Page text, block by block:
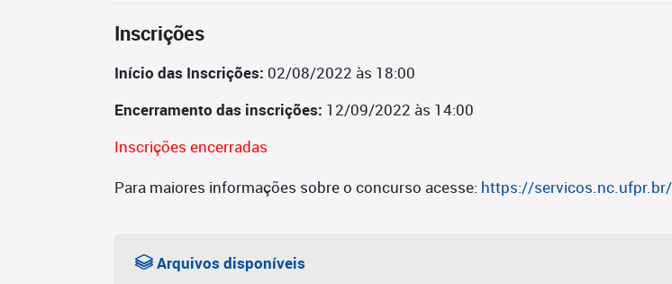
Inscrições
Início das Inscrições: 02/08/2022 às 18:00
Encerramento das inscrições: 12/09/2022 às 14:00
Inscrições encerradas
Para maiores informações sobre o concurso acesse: https://
Arquivos disponíveis